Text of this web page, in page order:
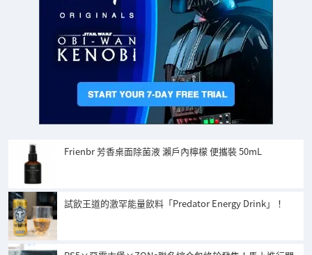
Frienbr 芳香桌面除菌液 瀨戶內檸檬 便攜裝 50mL
試飲王道的激罕能量飲料「Predator Energy Drink」！